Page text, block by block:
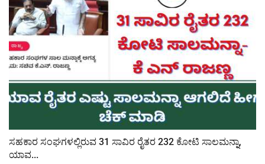
ಸಹಕಾರ ಸಂಘಗಳಲ್ಲಿರುವ 31 ಸಾವಿರ ರೈತರ 232 ಕೋಟಿ ಸಾಲಮನ್ನಾ,
ಯಾವ...